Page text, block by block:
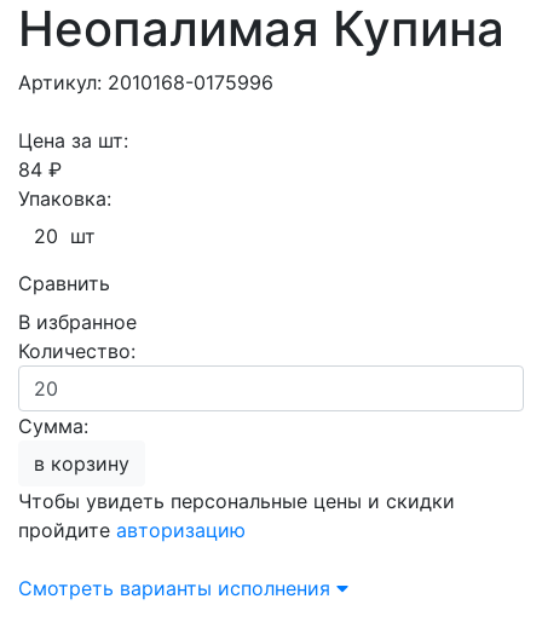
Неопалимая Купина
Артикул: 2010168-0175996
Цена за шт:
84 ₽
Упаковка:
20 шт
Сравнить
В избранное
Количество:
Сумма:
в корзину
Чтобы увидеть персональные цены и скидки
пройдите авторизацию
Смотреть варианты исполнения